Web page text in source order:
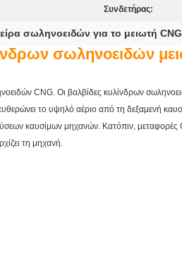
Συνδετήρας:
σωληνοειδών για το μειωτή CNG
σωληνοειδών
CNG. Οι βαλβίδες κυλίνδρων
το υψηλό αέριο από τη δεξαμενή
καυσίμων μηχανών. Κατόπιν,
τη μηχανή.